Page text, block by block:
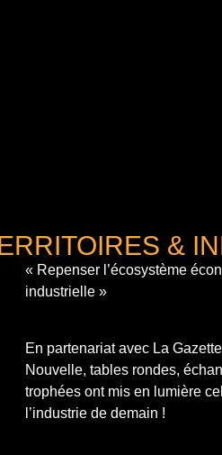
&
« Repenser l’écosystème
industrielle »
En partenariat avec La
Nouvelle, tables rondes,
trophées ont mis en lumière
l’industrie de demain !